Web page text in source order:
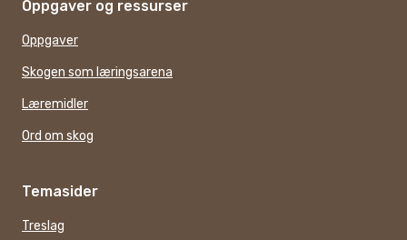
Oppgaver og ressurser
Oppgaver
Skogen som læringsarena
Læremidler
Ord om skog
Temasider
Treslag